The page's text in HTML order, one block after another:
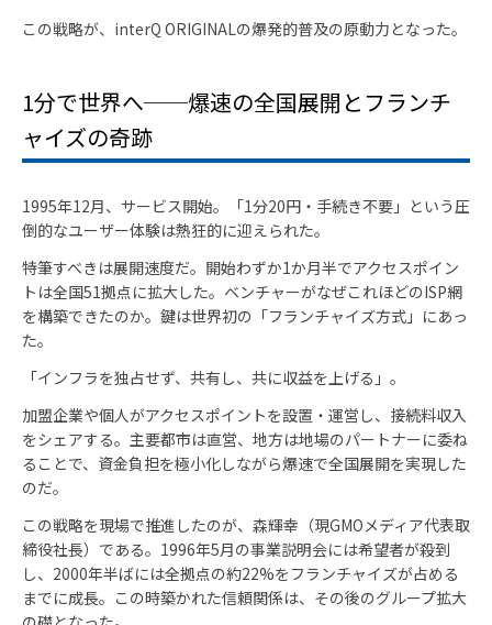
この戦略が、interQ ORIGINALの爆発的普及の原動力となった。
1分で世界へ──爆速の全国展開とフランチ
ャイズの奇跡
1995年12月、サービス開始。「1分20円・手続き不要」という圧
倒的なユーザー体験は熱狂的に迎えられた。
特筆すべきは展開速度だ。開始わずか1か月半でアクセスポイン
トは全国51拠点に拡大した。ベンチャーがなぜこれほどのISP網
を構築できたのか。鍵は世界初の「フランチャイズ方式」にあっ
た。
「インフラを独占せず、共有し、共に収益を上げる」。
加盟企業や個人がアクセスポイントを設置・運営し、接続料収入
をシェアする。主要都市は直営、地方は地場のパートナーに委ね
ることで、資金負担を極小化しながら爆速で全国展開を実現した
のだ。
この戦略を現場で推進したのが、森輝幸（現GMOメディア代表取
締役社長）である。1996年5月の事業説明会には希望者が殺到
し、2000年半ばには全拠点の約22%をフランチャイズが占める
までに成長。この時築かれた信頼関係は、その後のグループ拡大